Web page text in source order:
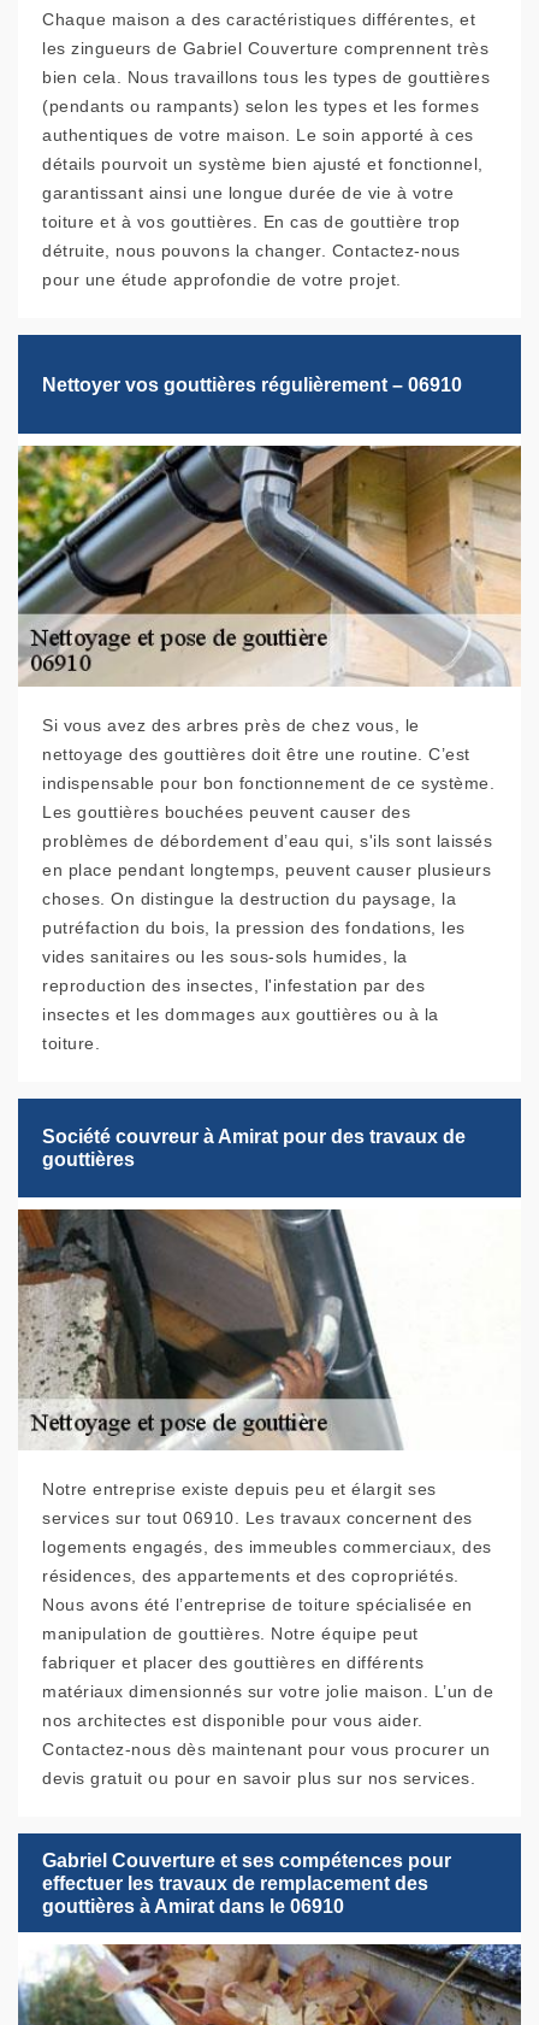
Chaque maison a des caractéristiques différentes, et
les zingueurs de Gabriel Couverture comprennent très
bien cela. Nous travaillons tous les types de gouttières
(pendants ou rampants) selon les types et les formes
authentiques de votre maison. Le soin apporté à ces
détails pourvoit un système bien ajusté et fonctionnel,
garantissant ainsi une longue durée de vie à votre
toiture et à vos gouttières. En cas de gouttière trop
détruite, nous pouvons la changer. Contactez-nous
pour une étude approfondie de votre projet.
Nettoyer vos gouttières régulièrement – 06910
Si vous avez des arbres près de chez vous, le
nettoyage des gouttières doit être une routine. C’est
indispensable pour bon fonctionnement de ce système.
Les gouttières bouchées peuvent causer des
problèmes de débordement d’eau qui, s'ils sont laissés
en place pendant longtemps, peuvent causer plusieurs
choses. On distingue la destruction du paysage, la
putréfaction du bois, la pression des fondations, les
vides sanitaires ou les sous-sols humides, la
reproduction des insectes, l'infestation par des
insectes et les dommages aux gouttières ou à la
toiture.
Société couvreur à Amirat pour des travaux de
gouttières
Notre entreprise existe depuis peu et élargit ses
services sur tout 06910. Les travaux concernent des
logements engagés, des immeubles commerciaux, des
résidences, des appartements et des copropriétés.
Nous avons été l’entreprise de toiture spécialisée en
manipulation de gouttières. Notre équipe peut
fabriquer et placer des gouttières en différents
matériaux dimensionnés sur votre jolie maison. L’un de
nos architectes est disponible pour vous aider.
Contactez-nous dès maintenant pour vous procurer un
devis gratuit ou pour en savoir plus sur nos services.
Gabriel Couverture et ses compétences pour
effectuer les travaux de remplacement des
gouttières à Amirat dans le 06910